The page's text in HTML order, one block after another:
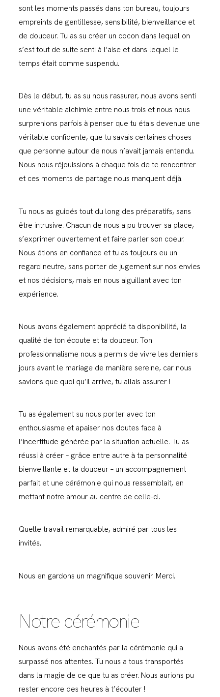
sont les moments passés dans ton bureau, toujours
empreints de gentillesse, sensibilité, bienveillance et
de douceur. Tu as su créer un cocon dans lequel on
s’est tout de suite senti à l’aise et dans lequel le
temps était comme suspendu.
Dès le début, tu as su nous rassurer, nous avons senti
une véritable alchimie entre nous trois et nous nous
surprenions parfois à penser que tu étais devenue une
véritable confidente, que tu savais certaines choses
que personne autour de nous n’avait jamais entendu.
Nous nous réjouissions à chaque fois de te rencontrer
et ces moments de partage nous manquent déjà.
Tu nous as guidés tout du long des préparatifs, sans
être intrusive. Chacun de nous a pu trouver sa place,
s’exprimer ouvertement et faire parler son coeur.
Nous étions en confiance et tu as toujours eu un
regard neutre, sans porter de jugement sur nos envies
et nos décisions, mais en nous aiguillant avec ton
expérience.
Nous avons également apprécié ta disponibilité, la
qualité de ton écoute et ta douceur. Ton
professionnalisme nous a permis de vivre les derniers
jours avant le mariage de manière sereine, car nous
savions que quoi qu’il arrive, tu allais assurer !
Tu as également su nous porter avec ton
enthousiasme et apaiser nos doutes face à
l’incertitude générée par la situation actuelle. Tu as
réussi à créer – grâce entre autre à ta personnalité
bienveillante et ta douceur – un accompagnement
parfait et une cérémonie qui nous ressemblait, en
mettant notre amour au centre de celle-ci.
Quelle travail remarquable, admiré par tous les
invités.
Nous en gardons un magnifique souvenir. Merci.
Notre cérémonie
Nous avons été enchantés par la cérémonie qui a
surpassé nos attentes. Tu nous a tous transportés
dans la magie de ce que tu as créer. Nous aurions pu
rester encore des heures à t’écouter !